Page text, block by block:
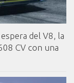
del V8, la
CV con una